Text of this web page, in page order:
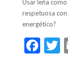
Usar leña
respetuosa
energético?
F